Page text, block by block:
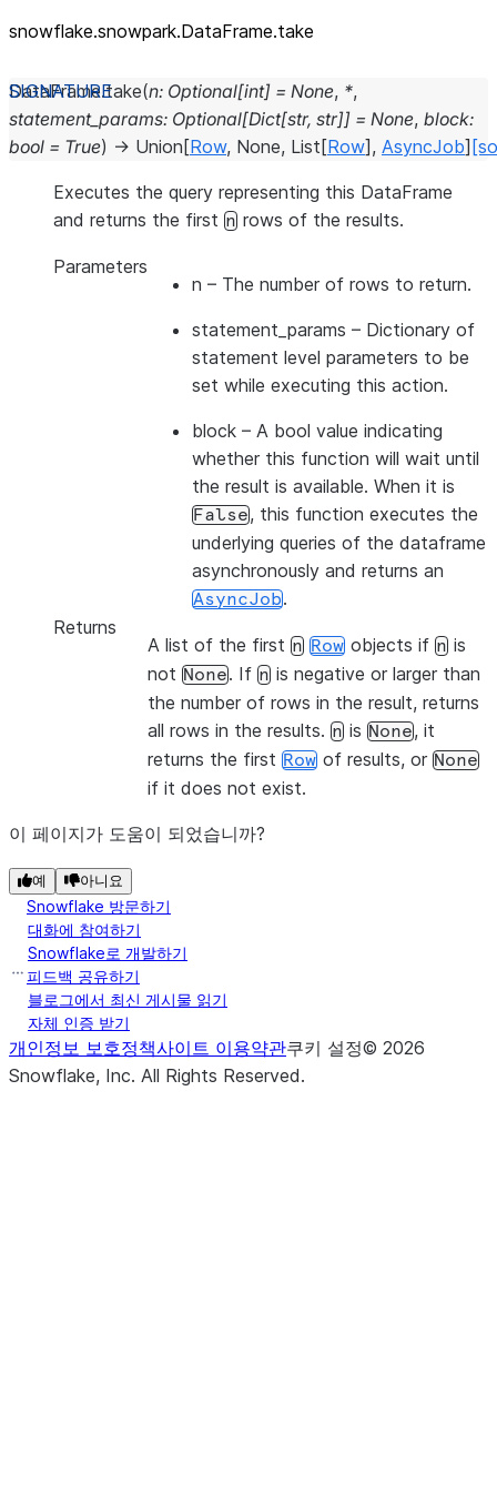
snowflake.snowpark.DataFrame.take
DataFrame.take(n: Optional[int] = None, *,
statement_params: Optional[Dict[str, str]] = None, block:
bool = True) → Union [Row, None, List [Row] , AsyncJob]
Executes the query representing this DataFrame
and returns the first n rows of the results.
Parameters
n – The number of rows to return.
statement_params – Dictionary of
statement level parameters to be
set while executing this action.
block – A bool value indicating
whether this function will wait until
the result is available. When it is
False, this function executes the
underlying queries of the dataframe
asynchronously and returns an
AsyncJob.
Returns
A list of the first n Row objects if n is
not None. If n is negative or larger than
the number of rows in the result, returns
all rows in the results. n is None, it
returns the first Row of results, or None
if it does not exist.
이 페이지가 도움이 되었습니까?
예 아니요
Snowflake 방문하기
대화에 참여하기
Snowflake로 개발하기
피드백 공유하기
블로그에서 최신 게시물 읽기
자체 인증 받기
개인정보 보호정책사이트 이용약관쿠키 설정© 2026
Snowflake, Inc. All Rights Reserved.